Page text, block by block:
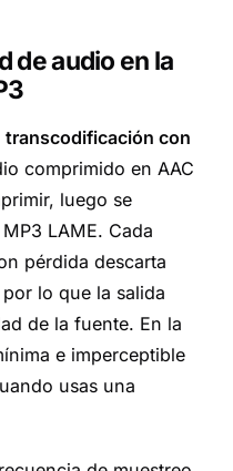
de audio en la
transcodificación con
comprimido en AAC
luego se
LAME. Cada
pérdida descarta
lo que la salida
de la fuente. En la
e imperceptible
usas una